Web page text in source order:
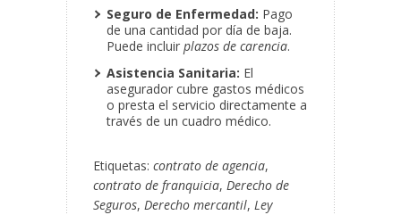
Seguro de Enfermedad: Pago
de una cantidad por día de baja.
Puede incluir plazos de carencia.
Asistencia Sanitaria: El
asegurador cubre gastos médicos
o presta el servicio directamente a
través de un cuadro médico.
Etiquetas: contrato de agencia,
contrato de franquicia, Derecho de
Seguros, Derecho mercantil, Ley